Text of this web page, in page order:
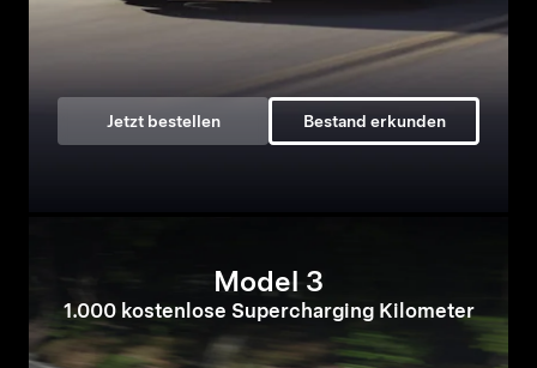
Jetzt bestellen Bestand erkunden
Model 3
1.000 kostenlose Supercharging Kilometer